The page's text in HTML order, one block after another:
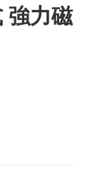
強力磁